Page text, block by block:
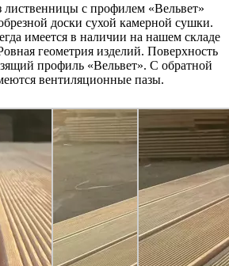
лиственницы с профилем «Вельвет»
доски сухой камерной сушки.
имеется в наличии на нашем складе
геометрия изделий. Поверхность
профиль «Вельвет». С обратной
вентиляционные пазы.